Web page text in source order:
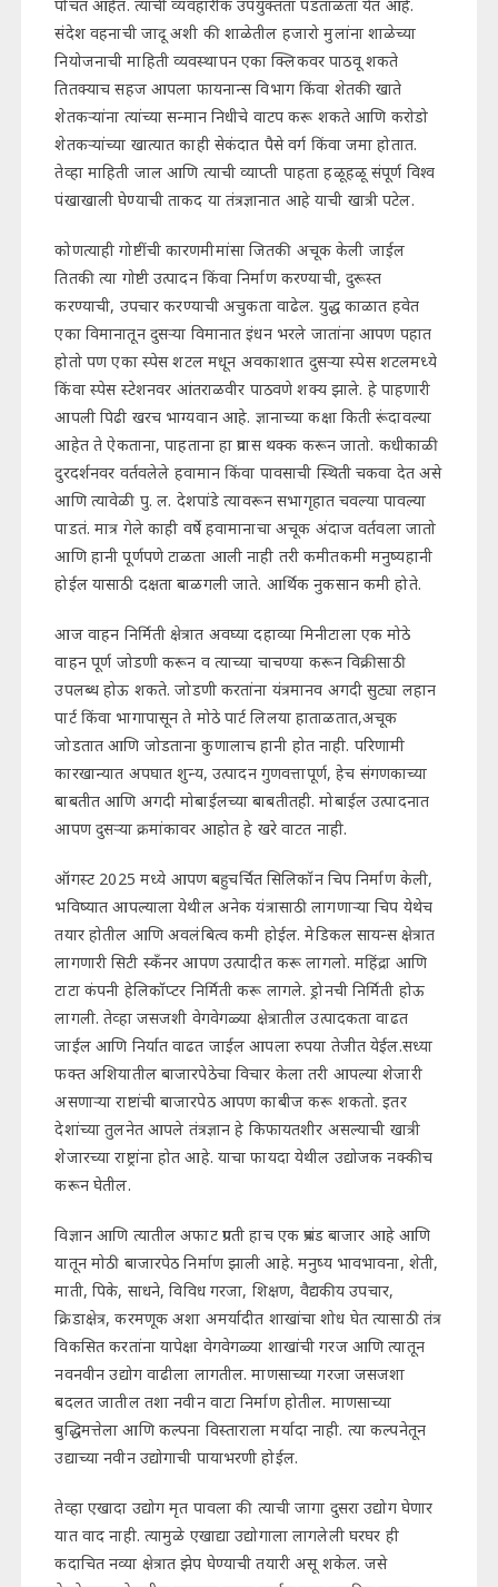
पोचत आहेत. त्याची व्यवहारीक उपयुक्तता पडताळता येत आहे.
संदेश वहनाची जादू अशी की शाळेतील हजारो मुलांना शाळेच्या
नियोजनाची माहिती व्यवस्थापन एका क्लिकवर पाठवू शकते
तितक्याच सहज आपला फायनान्स विभाग किंवा शेतकी खाते
शेतकऱ्यांना त्यांच्या सन्मान निधीचे वाटप करू शकते आणि करोडो
शेतकऱ्यांच्या खात्यात काही सेकंदात पैसे वर्ग किंवा जमा होतात.
तेव्हा माहिती जाल आणि त्याची व्याप्ती पाहता हळूहळू संपूर्ण विश्व
पंखाखाली घेण्याची ताकद या तंत्रज्ञानात आहे याची खात्री पटेल.
कोणत्याही गोष्टींची कारणमीमांसा जितकी अचूक केली जाईल
तितकी त्या गोष्टी उत्पादन किंवा निर्माण करण्याची, दुरूस्त
करण्याची, उपचार करण्याची अचुकता वाढेल. युद्ध काळात हवेत
एका विमानातून दुसऱ्या विमानात इंधन भरले जातांना आपण पहात
होतो पण एका स्पेस शटल मधून अवकाशात दुसऱ्या स्पेस शटलमध्ये
किंवा स्पेस स्टेशनवर आंतराळवीर पाठवणे शक्य झाले. हे पाहणारी
आपली पिढी खरच भाग्यवान आहे. ज्ञानाच्या कक्षा किती रूंदावल्या
आहेत ते ऐकताना, पाहताना हा प्रवास थक्क करून जातो. कधीकाळी
दुरदर्शनवर वर्तवलेले हवामान किंवा पावसाची स्थिती चकवा देत असे
आणि त्यावेळी पु. ल. देशपांडे त्यावरून सभागृहात चवल्या पावल्या
पाडतं. मात्र गेले काही वर्षे हवामानाचा अचूक अंदाज वर्तवला जातो
आणि हानी पूर्णपणे टाळता आली नाही तरी कमीतकमी मनुष्यहानी
होईल यासाठी दक्षता बाळगली जाते. आर्थिक नुकसान कमी होते.
आज वाहन निर्मिती क्षेत्रात अवघ्या दहाव्या मिनीटाला एक मोठे
वाहन पूर्ण जोडणी करून व त्याच्या चाचण्या करून विक्रीसाठी
उपलब्ध होऊ शकते. जोडणी करतांना यंत्रमानव अगदी सुट्या लहान
पार्ट किंवा भागापासून ते मोठे पार्ट लिलया हाताळतात,अचूक
जोडतात आणि जोडताना कुणालाच हानी होत नाही. परिणामी
कारखान्यात अपघात शुन्य, उत्पादन गुणवत्तापूर्ण, हेच संगणकाच्या
बाबतीत आणि अगदी मोबाईलच्या बाबतीतही. मोबाईल उत्पादनात
आपण दुसऱ्या क्रमांकावर आहोत हे खरे वाटत नाही.
ऑगस्ट 2025 मध्ये आपण बहुचर्चित सिलिकॉन चिप निर्माण केली,
भविष्यात आपल्याला येथील अनेक यंत्रासाठी लागणाऱ्या चिप येथेच
तयार होतील आणि अवलंबित्व कमी होईल. मेडिकल सायन्स क्षेत्रात
लागणारी सिटी स्कँनर आपण उत्पादीत करू लागलो. महिंद्रा आणि
टाटा कंपनी हेलिकॉप्टर निर्मिती करू लागले. ड्रोनची निर्मिती होऊ
लागली. तेव्हा जसजशी वेगवेगळ्या क्षेत्रातील उत्पादकता वाढत
जाईल आणि निर्यात वाढत जाईल आपला रुपया तेजीत येईल.सध्या
फक्त अशियातील बाजारपेठेचा विचार केला तरी आपल्या शेजारी
असणाऱ्या राष्टांची बाजारपेठ आपण काबीज करू शकतो. इतर
देशांच्या तुलनेत आपले तंत्रज्ञान हे किफायतशीर असल्याची खात्री
शेजारच्या राष्ट्रांना होत आहे. याचा फायदा येथील उद्योजक नक्कीच
करून घेतील.
विज्ञान आणि त्यातील अफाट प्रगती हाच एक प्रचंड बाजार आहे आणि
यातून मोठी बाजारपेठ निर्माण झाली आहे. मनुष्य भावभावना, शेती,
माती, पिके, साधने, विविध गरजा, शिक्षण, वैद्यकीय उपचार,
क्रिडाक्षेत्र, करमणूक अशा अमर्यादीत शाखांचा शोध घेत त्यासाठी तंत्र
विकसित करतांना यापेक्षा वेगवेगळ्या शाखांची गरज आणि त्यातून
नवनवीन उद्योग वाढीला लागतील. माणसाच्या गरजा जसजशा
बदलत जातील तशा नवीन वाटा निर्माण होतील. माणसाच्या
बुद्धिमत्तेला आणि कल्पना विस्ताराला मर्यादा नाही. त्या कल्पनेतून
उद्याच्या नवीन उद्योगाची पायाभरणी होईल.
तेव्हा एखादा उद्योग मृत पावला की त्याची जागा दुसरा उद्योग घेणार
यात वाद नाही. त्यामुळे एखाद्या उद्योगाला लागलेली घरघर ही
कदाचित नव्या क्षेत्रात झेप घेण्याची तयारी असू शकेल. जसे